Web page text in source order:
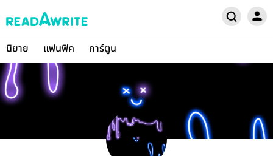
นิยาย แฟนฟิค การ์ตูน